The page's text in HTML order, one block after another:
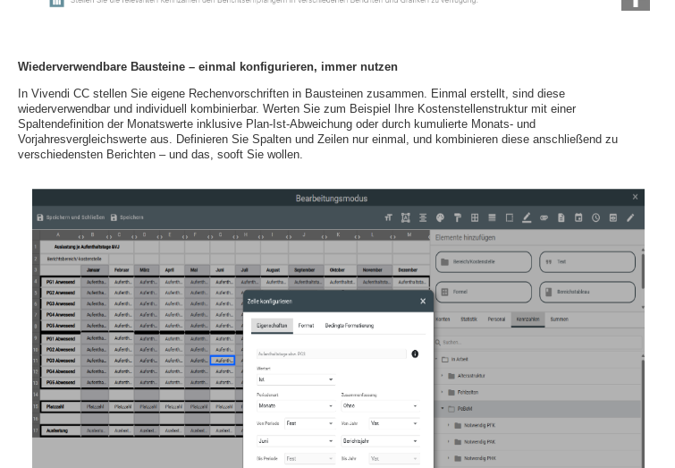
Wiederverwendbare Bausteine – einmal konfigurieren, immer nutzen
In Vivendi CC stellen Sie eigene Rechenvorschriften in Bausteinen zusammen. Einmal erstellt, sind diese
wiederverwendbar und individuell kombinierbar. Werten Sie zum Beispiel Ihre Kostenstellenstruktur mit einer
Spaltendefinition der Monatswerte inklusive Plan-Ist-Abweichung oder durch kumulierte Monats- und
Vorjahresvergleichswerte aus. Definieren Sie Spalten und Zeilen nur einmal, und kombinieren diese anschließend zu
verschiedensten Berichten – und das, sooft Sie wollen.